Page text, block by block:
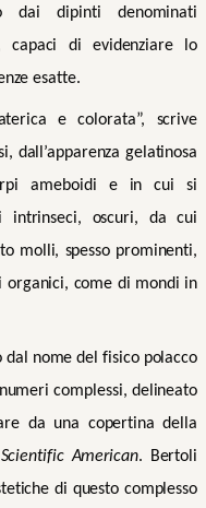
dai dipinti denominati
capaci di evidenziare lo
esatte.
e colorata”, scrive
dall’apparenza gelatinosa
ameboidi e in cui si
intrinseci, oscuri, da cui
molli, spesso prominenti,
organici, come di mondi in
dal nome del fisico polacco
complessi, delineato
da una copertina della
Scientific American. Bertoli
di questo complesso